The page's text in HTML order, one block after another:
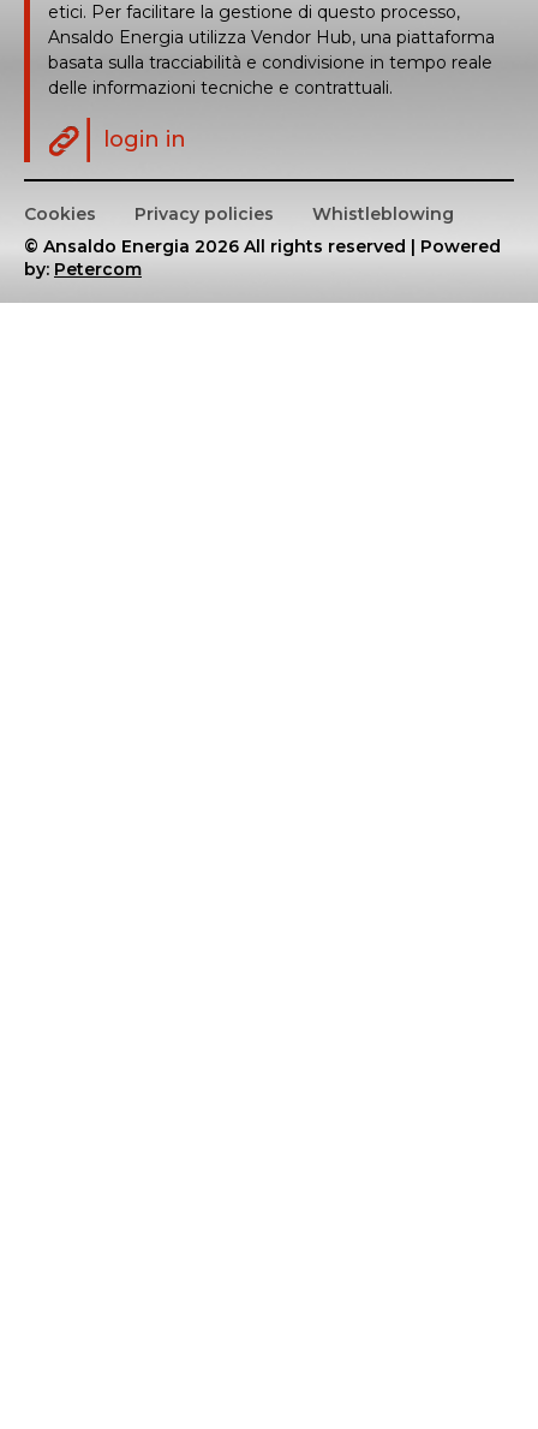
etici. Per facilitare la gestione di questo processo,
Ansaldo Energia utilizza Vendor Hub, una piattaforma
basata sulla tracciabilità e condivisione in tempo reale
delle informazioni tecniche e contrattuali.
login in
Cookies Privacy policies
Whistleblowing
© Ansaldo Energia 2026 All rights reserved | Powered
by: Petercom